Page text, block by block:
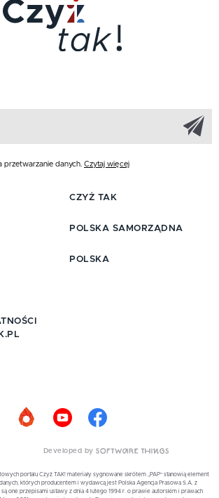
przetwarzanie danych. Czytaj więcej
CZYŻ TAK
POLSKA SAMORZĄDNA
POLSKA
Developed by
portalu Czyż TAK! materiały sygnowane skrótem „PAP” stanowią element
których producentem i wydawcą jest Polska Agencja Prasowa S.A. z
one przepisami ustawy z dnia 4 lutego 1994 r. o prawie autorskim i prawach